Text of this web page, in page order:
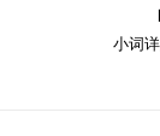
小词